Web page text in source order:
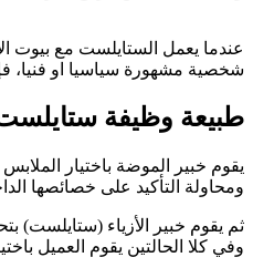
عندما يعمل الستايلست مع بيوت
شخصية مشهورة سياسيا او فنيا،
طبيعة وظيفة
يقوم خبير الموضة باختيار
ومحاولة التأكيد على خصائصها
ثم يقوم خبير الأزياء (ستايلست)
وفي كلا الحالتين يقوم العميل